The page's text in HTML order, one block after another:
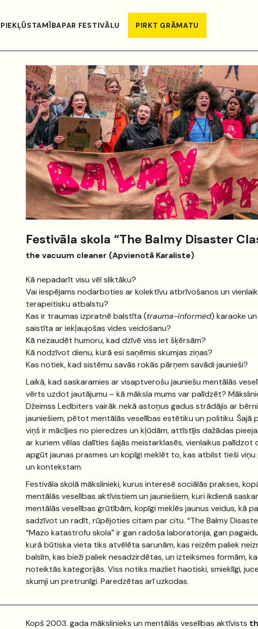
PIEKĻŪSTAMĪBAPAR FESTIVĀLU PIRKT GRĀMATU
Festivāla skola “The Balmy Disaster
the vacuum cleaner (Apvienotā Karaliste)
Kā nepadarīt visu vēl sliktāku?
Vai iespējams nodarboties ar kolektīvu atbrīvošanos un
terapeitisku atbalstu?
Kas ir traumas izpratnē balstīta (trauma-informed) karaoke
saistīta ar iekļaujošas vides veidošanu?
Kā nezaudēt humoru, kad dzīvē viss iet šķērsām?
Kā nodzīvot dienu, kurā esi saņēmis skumjas ziņas?
Kas notiek, kad sistēmu savās rokās pārņem savādi jaunieši?
Laikā, kad saskaramies ar visaptverošu jauniešu mentālās
vērts uzdot jautājumu – kā māksla mums var palīdzēt?
Džeimss Ledbiters vairāk nekā astoņus gadus strādājis ar
jauniešiem, pētot mentālās veselības estētiku un politiku. Šajā
viņš ir mācījies no pieredzes un kļūdām, attīstījis dažādas
ar kuriem vēlas dalīties šajās meistarklasēs, vienlaikus palīdzot
apgūt jaunas prasmes un kopīgi meklēt to, kas atbilst tieši viņu
un kontekstam.
Festivāla skolā mākslinieki, kurus interesē sociālās prakses,
mentālās veselības aktīvistiem un jauniešiem, kuri ikdienā
mentālās veselības grūtībām, kopīgi meklēs jaunus veidus, kā
sadzīvot un radīt, rūpējoties citam par citu. “The Balmy
“Mazo katastrofu skola” ir gan radoša laboratorija, gan
kurā būtiska vieta tiks atvēlēta sarunām, kas reizēm paliek
balsīm, kas bieži paliek nesadzirdētas, un izteiksmes formām,
noteiktās kategorijās. Viss notiks mazliet haotiski, smieklīgi,
skumji un pretrunīgi. Paredzētas arī uzkodas.
Kopš 2003. gada mākslinieks un mentālās veselības aktīvists